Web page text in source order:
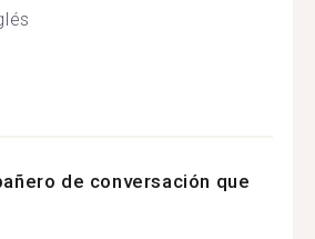
de conversación que